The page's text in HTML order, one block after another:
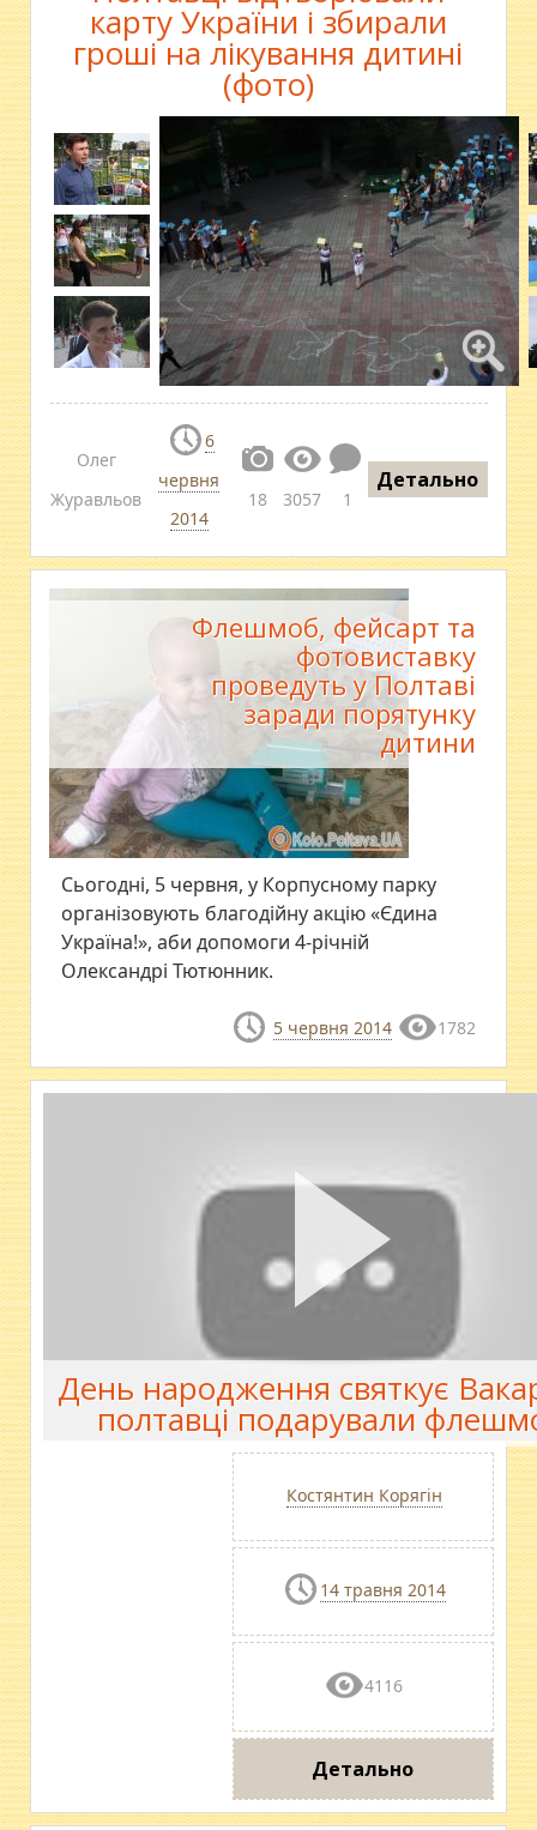
карту України і збирали
гроші на лікування дитині
(фото)
Олег
Журавльов
6
червня
2014
18 3057 1
Детально
Флешмоб, фейсарт та
фотовиставку
проведуть у Полтаві
заради порятунку
дитини
Сьогодні, 5 червня, у Корпусному парку
організовують благодійну акцію «Єдина
Україна!», аби допомоги 4-річній
Олександрі Тютюнник.
5 червня 2014 1782
День народження святкує
полтавці подарували
Костянтин Корягін
14 травня 2014
4116
Детально